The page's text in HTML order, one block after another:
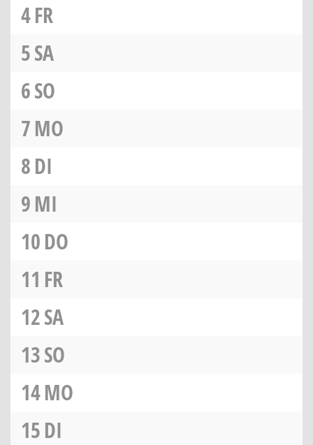
4FR
5SA
6SO
7MO
8DI
9MI
10DO
11 FR
12SA
13SO
14MO
15DI